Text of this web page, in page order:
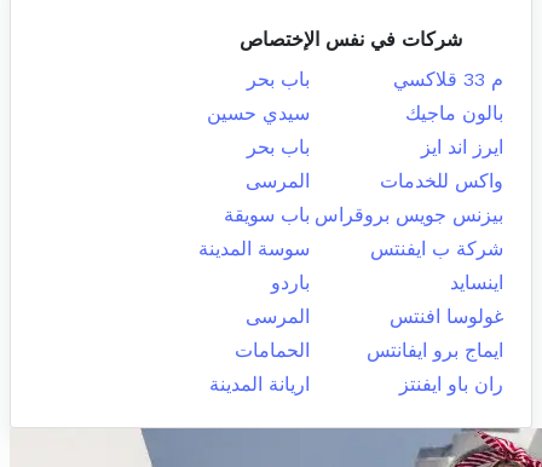
شركات في نفس الإختصاص
م 33 قلاكسي
باب بحر
بالون ماجيك
سيدي حسين
ايرز اند ايز
باب بحر
واكس للخدمات
المرسى
بيزنس جويس بروقراس باب سويقة
شركة ب ايفنتس
سوسة المدينة
اينسايد
باردو
غولوسا افنتس
المرسى
ايماج برو ايفانتس
الحمامات
ران باو ايفنتز
اريانة المدينة